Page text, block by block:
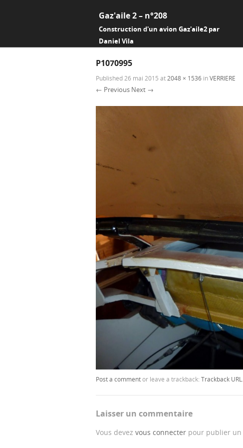
Gaz'aile 2 – n°208
Construction d'un avion Gaz'aile2 par
Daniel Vila
P1070995
Published 26 mai 2015 at 2048 × 1536 inVERRIERE
← Previous Next →
Post a commentor leave a trackback: Trackback URL.
Laisser un commentaire
Vous devez vous connecter pour publier un